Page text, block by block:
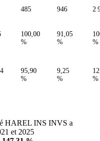
485 946 2
100,00
%
91,05
%
%
95,90
%
9,25
%
%
HAREL INS INVS a
et 2025